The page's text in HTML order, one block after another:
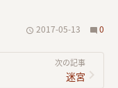
2017-05-13 0
次の記事
迷宮